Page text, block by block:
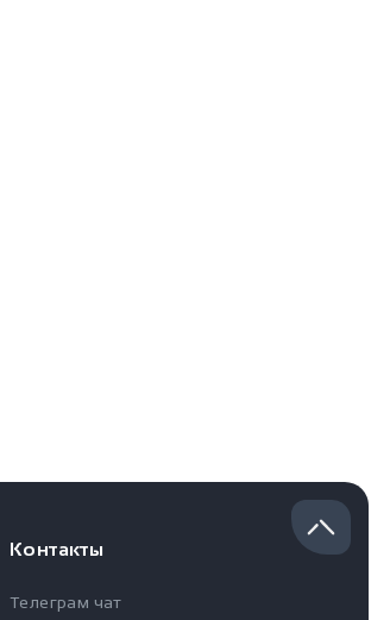
Контакты
Телеграм чат